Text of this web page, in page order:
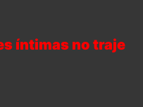
íntimas no traje